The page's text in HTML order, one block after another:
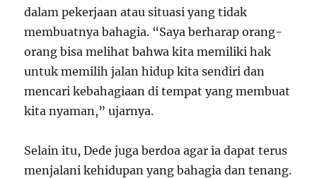
dalam pekerjaan atau situasi yang tidak
membuatnya bahagia. “Saya berharap orang-
orang bisa melihat bahwa kita memiliki hak
untuk memilih jalan hidup kita sendiri dan
mencari kebahagiaan di tempat yang membuat
kita nyaman,” ujarnya.
Selain itu, Dede juga berdoa agar ia dapat terus
menjalani kehidupan yang bahagia dan tenang.